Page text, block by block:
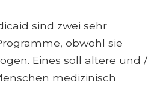
sind zwei sehr
obwohl sie
Eines soll ältere und /
medizinisch